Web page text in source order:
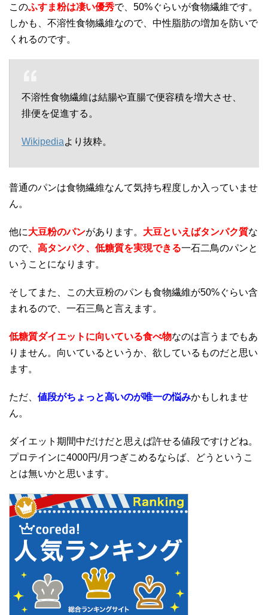
このふすま粉は凄い優秀で、50%ぐらいが食物繊維です。
しかも、不溶性食物繊維なので、中性脂肪の増加を防いで
くれるのです。
不溶性食物繊維は結腸や直腸で便容積を増大させ、
排便を促進する。
Wikipediaより抜粋。
普通のパンは食物繊維なんて気持ち程度しか入っていませ
ん。
他に大豆粉のパンがあります。 大豆といえばタンパク質な
ので、 高タンパク、低糖質を実現できる一石二鳥のパンと
いうことになります。
そしてまた、この大豆粉のパンも食物繊維が50%ぐらい含
まれるので、一石三鳥と言えます。
低糖質ダイエットに向いている食べ物なのは言うまでもあ
りません。向いているというか、欲しているものだと思い
ます。
ただ、 値段がちょっと高いのが唯一の悩みかもしれませ
ん。
ダイエット期間中だけだと思えば許せる値段ですけどね。
プロテインに4000円/月つぎこめるならば、どうというこ
とは無いかと思います。